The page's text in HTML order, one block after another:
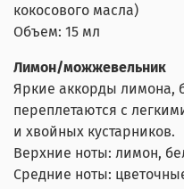
кокосового масла)
Объем: 15 мл
Лимон/можжевельник
Яркие аккорды лимона,
переплетаются с
и хвойных кустарников.
Верхние ноты: лимон,
Средние ноты: